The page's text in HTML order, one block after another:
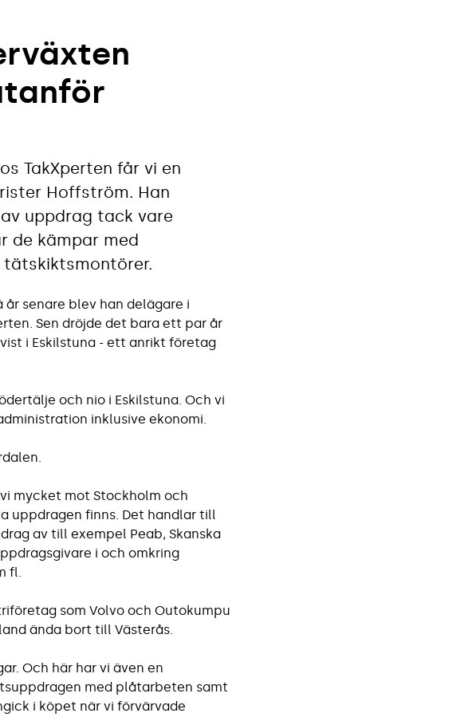
TakXperten får vi en
Hoffström. Han
uppdrag tack vare
de kämpar med
senare blev han delägare i
Sen dröjde det bara ett par år
i Eskilstuna - ett anrikt företag
och nio i Eskilstuna. Och vi
inklusive ekonomi.
mycket mot Stockholm och
uppdragen finns. Det handlar till
av till exempel Peab, Skanska
i och omkring
fl.
som Volvo och Outokumpu
ända bort till Västerås.
Och här har vi även en
med plåtarbeten samt
i köpet när vi förvärvade